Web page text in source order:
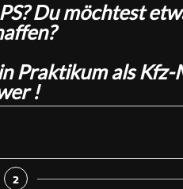
Du möchtest
Praktikum als
!
2